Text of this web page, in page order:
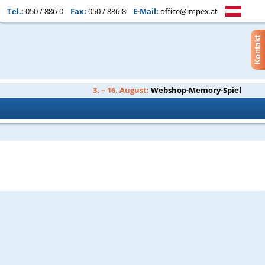
Tel.: 050 / 886-0 Fax: 050 / 886-8 E-Mail: office@impex.at
3. – 16. August: Webshop-Memory-Spiel